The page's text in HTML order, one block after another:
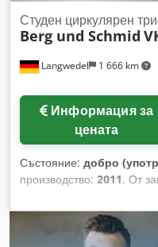
Langwedel 1 666 km
Студен циркулярен
Berg und Schmid
Информация за
цената
Състояние: добро
производство: 2011, От
und Schmid VKS 370 HA
Полуавтоматична 4-
вдясно Ограничаващ